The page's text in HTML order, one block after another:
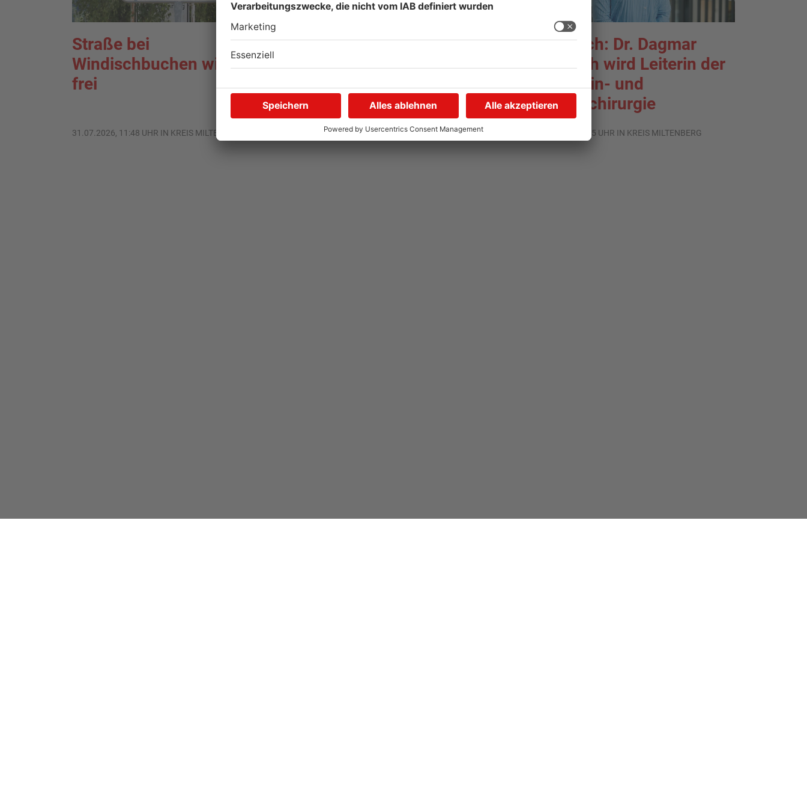
Straße bei
Windischbuchen wieder
frei
31.07.2026, 11:48 UHR IN KREIS MILTENBERG
Autofahrerin mit drei
Promille in Eichenbühl
gestoppt
31.07.2026, 11:45 UHR IN KREIS MILTENBERG
Erlenbach: Dr. Dagmar
Sohlbach wird Leiterin der
Allgemein- und
Viszeralchirurgie
31.07.2026, 11:35 UHR IN KREIS MILTENBERG